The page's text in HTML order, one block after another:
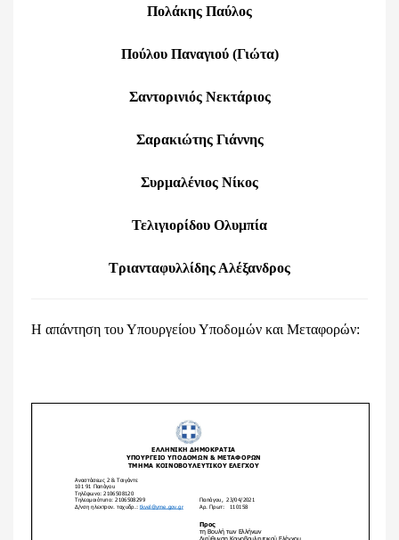
Πολάκης Παύλος
Πούλου Παναγιού (Γιώτα)
Σαντορινιός Νεκτάριος
Σαρακιώτης Γιάννης
Συρμαλένιος Νίκος
Τελιγιορίδου Ολυμπία
Τριανταφυλλίδης Αλέξανδρος
Η απάντηση του Υπουργείου Υποδομών και Μεταφορών: